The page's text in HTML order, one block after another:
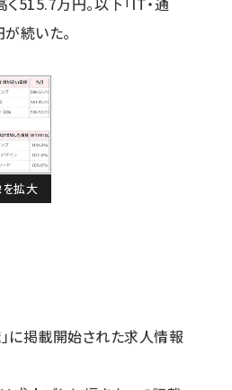
続いた。
に掲載開始された求人情報